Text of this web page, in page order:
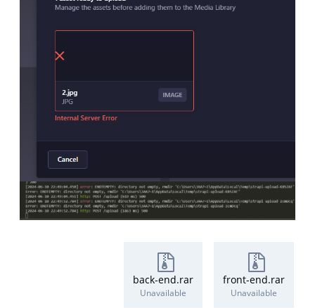
front-end.rar
Unavailable
back-end.rar
Unavailable